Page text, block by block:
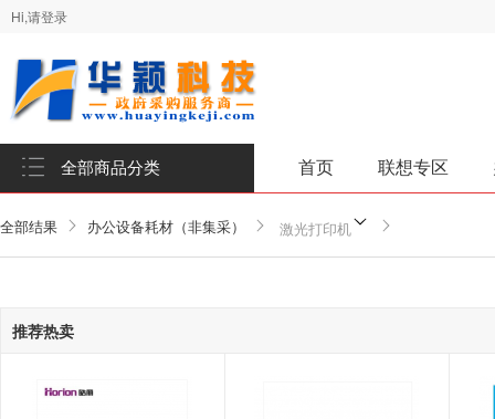
Hi,请登录
全部商品分类 首页 联想专区
全部结果 办公设备耗材（非集采） 激光打印机
推荐热卖